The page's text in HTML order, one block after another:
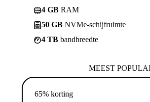
4 GB RAM
50 GB NVMe-schijfruimte
4 TB bandbreedte
MEEST
65% korting